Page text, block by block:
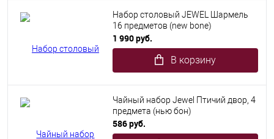
Набор столовый JEWEL Шармель
16 предметов (new bone)
1 990 руб.
В корзину
Чайный набор Jewel Птичий двор, 4
предмета (нью бон)
586 руб.